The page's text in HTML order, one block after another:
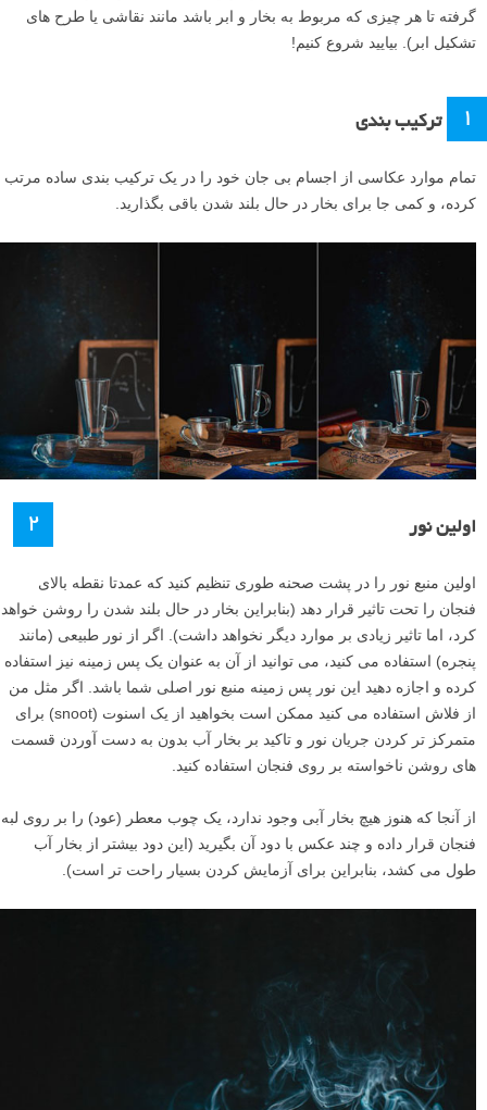
گرفته تا هر چیزی که مربوط به بخار و ابر باشد مانند نقاشی یا طرح های
تشکیل ابر). بیایید شروع کنیم!
۱ ترکیب بندی
تمام موارد عکاسی از اجسام بی جان خود را در یک ترکیب بندی ساده مرتب
کرده، و کمی جا برای بخار در حال بلند شدن باقی بگذارید.
۲ اولین نور
اولین منبع نور را در پشت صحنه طوری تنظیم کنید که عمدتا نقطه بالای
فنجان را تحت تاثیر قرار دهد (بنابراین بخار در حال بلند شدن را روشن خواهد
کرد، اما تاثیر زیادی بر موارد دیگر نخواهد داشت). اگر از نور طبیعی (مانند
پنجره) استفاده می کنید، می توانید از آن به عنوان یک پس زمینه نیز استفاده
کرده و اجازه دهید این نور پس زمینه منبع نور اصلی شما باشد. اگر مثل من
از فلاش استفاده می کنید ممکن است بخواهید از یک اسنوت (snoot) برای
متمرکز تر کردن جریان نور و تاکید بر بخار آب بدون به دست آوردن قسمت
های روشن ناخواسته بر روی فنجان استفاده کنید.
از آنجا که هنوز هیچ بخار آبی وجود ندارد، یک چوب معطر (عود) را بر روی لبه
فنجان قرار داده و چند عکس با دود آن بگیرید (این دود بیشتر از بخار آب
طول می کشد، بنابراین برای آزمایش کردن بسیار راحت تر است).